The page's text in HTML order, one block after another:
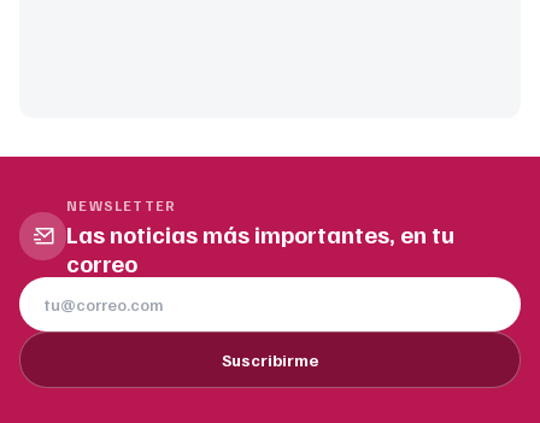
NEWSLETTER
Las noticias más importantes, en tu
correo
Suscribirme